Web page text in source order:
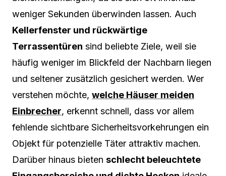
weniger Sekunden überwinden lassen. Auch
Kellerfenster und rückwärtige
Terrassentüren sind beliebte Ziele, weil sie
häufig weniger im Blickfeld der Nachbarn liegen
und seltener zusätzlich gesichert werden. Wer
verstehen möchte, welche Häuser meiden
Einbrecher, erkennt schnell, dass vor allem
fehlende sichtbare Sicherheitsvorkehrungen ein
Objekt für potenzielle Täter attraktiv machen.
Darüber hinaus bieten schlecht beleuchtete